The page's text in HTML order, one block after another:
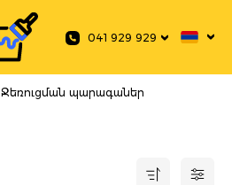
041 929 929
Ջեռուցման պարագաներ